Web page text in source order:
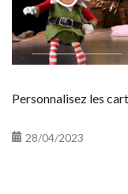
Personnalisez les
28/04/2023